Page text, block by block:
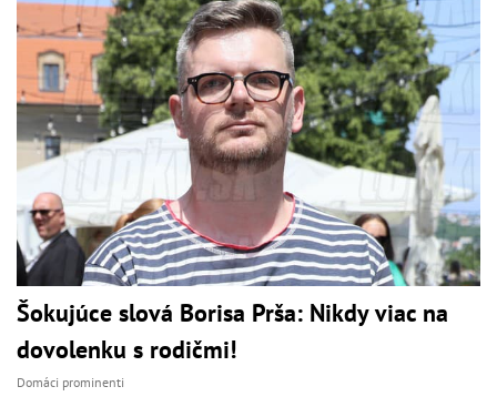
Šokujúce slová Borisa Prša: Nikdy viac na
dovolenku s rodičmi!
Domáci prominenti